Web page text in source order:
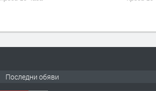
Последни обяви